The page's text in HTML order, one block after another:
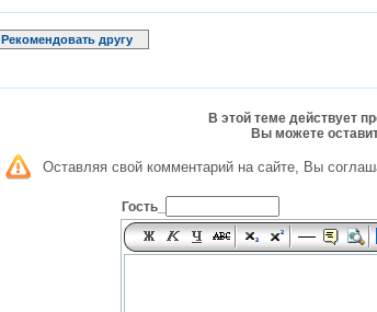
Рекомендовать другу
В этой теме действует
Вы можете
Оставляя свой комментарий на сайте, Вы
Гость_